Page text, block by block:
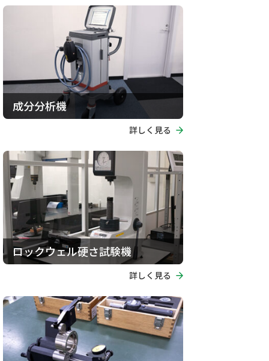
成分分析機
詳しく見る
ロックウェル硬さ試験機
詳しく見る